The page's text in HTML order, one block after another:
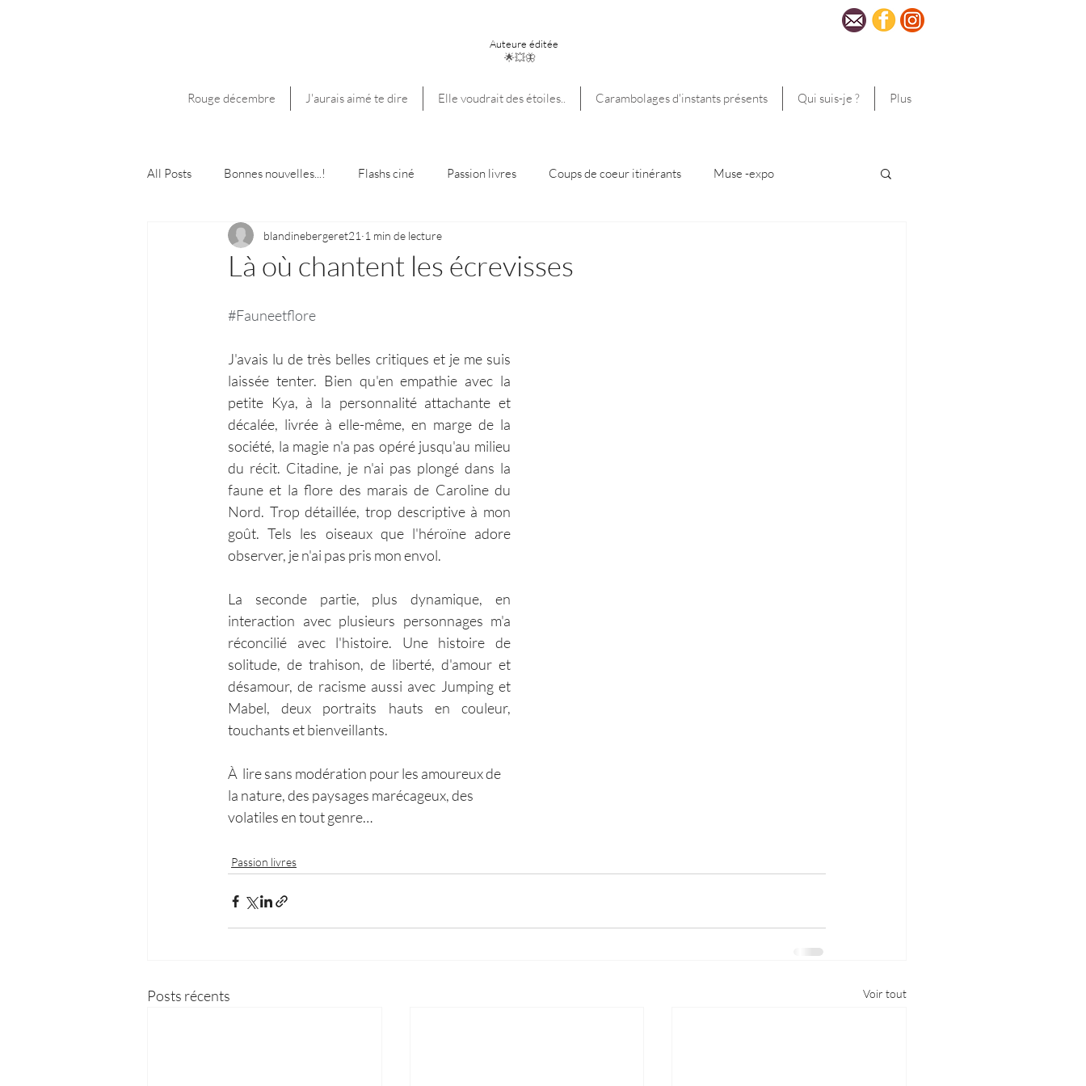
Auteure éditée
🌟💥🦋
Rouge décembre J'aurais aimé te dire Elle voudrait des étoiles.. Carambolages d'instants présents Qui suis-je ? Plus
All Posts Bonnes nouvelles...! Flashs ciné Passion livres Coups de coeur itinérants Muse -expo
Là où chantent les écrevisses
blandinebergeret21 1 min de lecture
#Fauneetflore
J'avais lu de très belles critiques et je me suis
laissée tenter. Bien qu'en empathie avec la
petite Kya, à la personnalité attachante et
décalée, livrée à elle-même, en marge de la
société, la magie n'a pas opéré jusqu'au milieu
du récit. Citadine, je n'ai pas plongé dans la
faune et la flore des marais de Caroline du
Nord. Trop détaillée, trop descriptive à mon
goût. Tels les oiseaux que l'héroïne adore
observer, je n'ai pas pris mon envol.
La seconde partie, plus dynamique, en
interaction avec plusieurs personnages m'a
réconcilié avec l'histoire. Une histoire de
solitude, de trahison, de liberté, d'amour et
désamour, de racisme aussi avec Jumping et
Mabel, deux portraits hauts en couleur,
touchants et bienveillants.
À lire sans modération pour les amoureux de
la nature, des paysages marécageux, des
volatiles en tout genre…
Passion livres
Posts récents Voir tout